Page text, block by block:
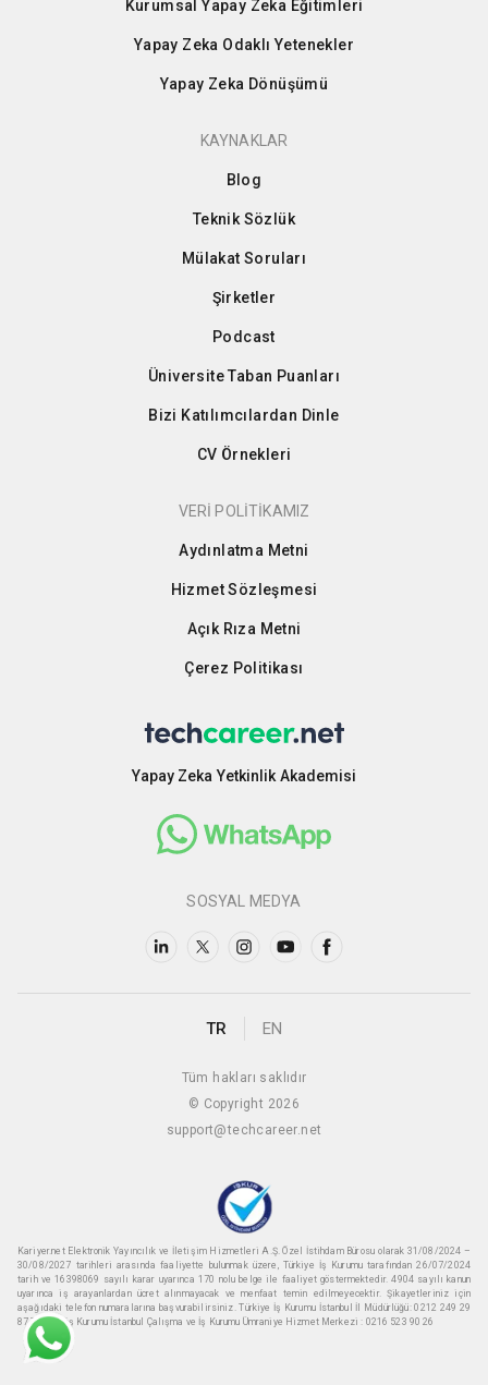
Kurumsal Yapay Zeka Eğitimleri
Yapay Zeka Odaklı Yetenekler
Yapay Zeka Dönüşümü
KAYNAKLAR
Blog
Teknik Sözlük
Mülakat Soruları
Şirketler
Podcast
Üniversite Taban Puanları
Bizi Katılımcılardan Dinle
CV Örnekleri
VERİ POLİTİKAMIZ
Aydınlatma Metni
Hizmet Sözleşmesi
Açık Rıza Metni
Çerez Politikası
Yapay Zeka Yetkinlik Akademisi
SOSYAL MEDYA
TR EN
Tüm hakları saklıdır
© Copyright 2026
support@techcareer.net
Kariyer.net Elektronik Yayıncılık ve İletişim Hizmetleri A.Ş. Özel İstihdam Bürosu olarak 31/08/2024 –
30/08/2027 tarihleri arasında faaliyette bulunmak üzere, Türkiye İş Kurumu tarafından 26/07/2024
tarih ve 16398069 sayılı karar uyarınca 170 nolu belge ile faaliyet göstermektedir. 4904 sayılı kanun
uyarınca iş arayanlardan ücret alınmayacak ve menfaat temin edilmeyecektir. Şikayetleriniz için
aşağıdaki telefon numaralarına başvurabilirsiniz. Türkiye İş Kurumu İstanbul İl Müdürlüğü: 0212 249 29
87 Türkiye iş Kurumu İstanbul Çalışma ve İş Kurumu Ümraniye Hizmet Merkezi : 0216 523 90 26